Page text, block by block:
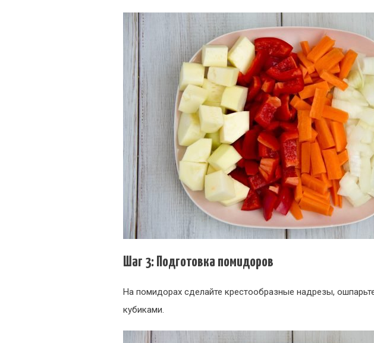
Шаг 3: Подготовка помидоров
На помидорах сделайте крестообразные надрезы,
кубиками.